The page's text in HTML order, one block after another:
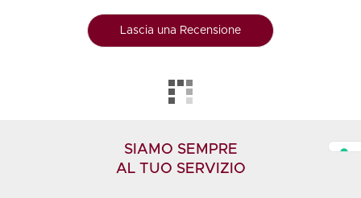
Lascia una Recensione
SIAMO SEMPRE
AL TUO SERVIZIO